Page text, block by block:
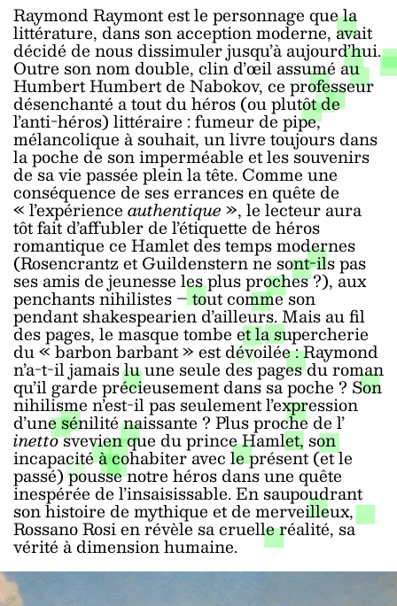
Raymond Raymont est le personnage que la
littérature, dans son acception moderne, avait
décidé de nous dissimuler jusqu’à aujourd’hui.
Outre son nom double, clin d’œil assumé au
Humbert Humbert de Nabokov, ce professeur
désenchanté a tout du héros (ou plutôt de
l’anti-héros) littéraire : fumeur de pipe,
mélancolique à souhait, un livre toujours dans
la poche de son imperméable et les souvenirs
de sa vie passée plein la tête. Comme une
conséquence de ses errances en quête de
« l’expérienceauthentique», le lecteur aura
tôt fait d’affubler de l’étiquette de héros
romantique ce Hamlet des temps modernes
(Rosencrantz et Guildenstern ne sont-ils pas
ses amis de jeunesse les plus proches ?), aux
penchants nihilistes – tout comme son
pendant shakespearien d’ailleurs. Mais au fil
des pages, le masque tombe et la supercherie
du « barbon barbant » est dévoilée : Raymond
n’a-t-il jamais lu une seule des pages du roman
qu’il garde précieusement dans sa poche ? Son
nihilisme n’est-il pas seulement l’expression
d’une sénilité naissante ? Plus proche de l’
inettosvevien que du prince Hamlet, son
incapacité à cohabiter avec le présent (et le
passé) pousse notre héros dans une quête
inespérée de l’insaisissable. En saupoudrant
son histoire de mythique et de merveilleux,
Rossano Rosi en révèle sa cruelle réalité, sa
vérité à dimension humaine.